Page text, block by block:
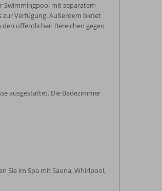
Swimmingpool mit separatem
zur Verfügung. Außerdem bietet
öffentlichen Bereichen gegen
ausgestattet. Die Badezimmer
Sie im Spa mit Sauna, Whirlpool,